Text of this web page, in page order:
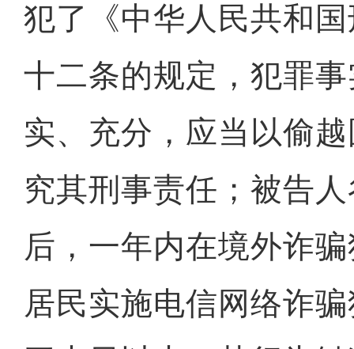
犯了《中华人民共和
十二条的规定，犯罪
实、充分，应当以偷
究其刑事责任；被告
后，一年内在境外诈
居民实施电信网络诈